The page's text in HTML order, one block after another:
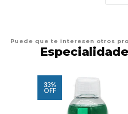
Puede que te interesen otros
33%
OFF